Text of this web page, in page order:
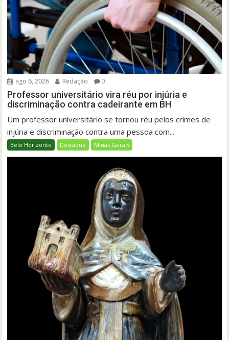
ago 6, 2026 Redação 0
Professor universitário vira réu por injúria e
discriminação contra cadeirante em BH
Um professor universitário se tornou réu pelos crimes de
injúria e discriminação contra uma pessoa com...
Belo Horizonte Destaque Minas Gerais